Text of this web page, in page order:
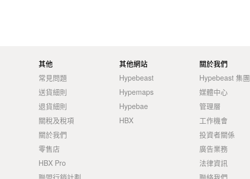
其他
常見問題
送貨細則
退貨細則
關稅及稅項
關於我們
零售店
HBX Pro
聯盟行銷計劃
其他網站
Hypebeast
Hypemaps
Hypebae
HBX
關於我們
Hypebeast 集團
媒體中心
管理層
工作機會
投資者關係
廣告業務
法律資訊
聯絡我們